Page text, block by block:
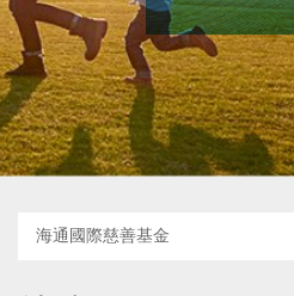
開設戶口 客戶登入
海通國際慈善基金